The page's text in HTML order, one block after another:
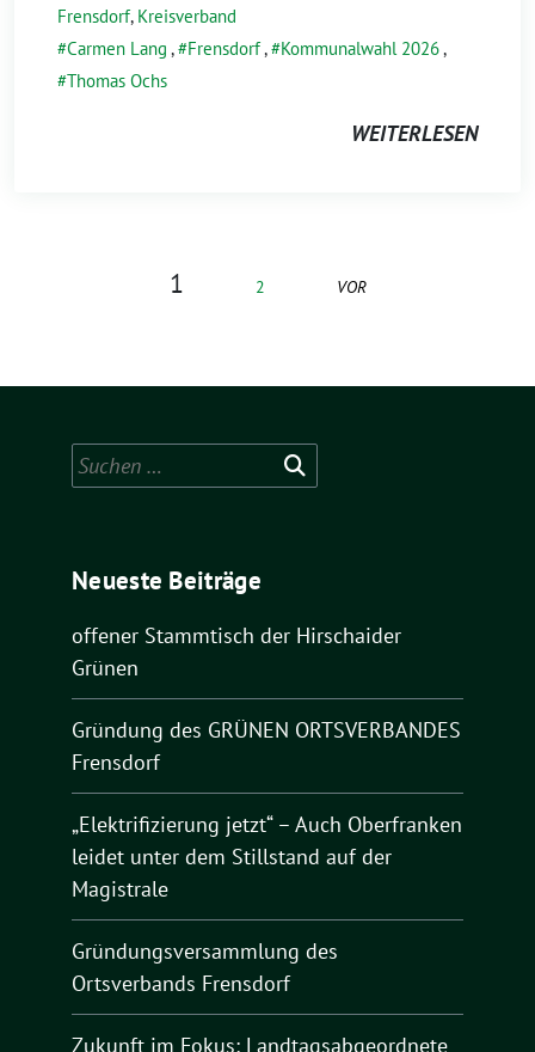
Frensdorf, Kreisverband
Carmen Lang , Frensdorf, Kommunalwahl 2026,
Thomas Ochs
WEITERLESEN
1 2 VOR
Suchen
nach:
Neueste Beiträge
offener Stammtisch der Hirschaider
Grünen
Gründung des GRÜNEN ORTSVERBANDES
Frensdorf
„Elektrifizierung jetzt“ – Auch Oberfranken
leidet unter dem Stillstand auf der
Magistrale
Gründungsversammlung des
Ortsverbands Frensdorf
Zukunft im Fokus: Landtagsabgeordnete